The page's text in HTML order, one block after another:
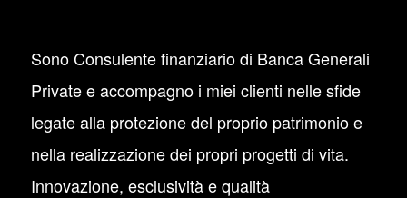
Sono Consulente finanziario di Banca Generali
Private e accompagno i miei clienti nelle sfide
legate alla protezione del proprio patrimonio e
nella realizzazione dei propri progetti di vita.
Innovazione, esclusività e qualità